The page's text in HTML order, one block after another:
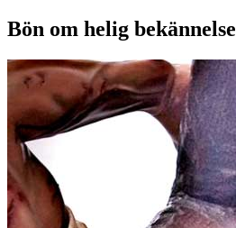
Bön om helig bekännelse